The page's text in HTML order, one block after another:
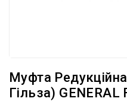
Муфта
Гільза) GENERAL